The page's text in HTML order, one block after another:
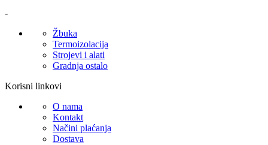
-
Žbuka
Termoizolacija
Strojevi i alati
Gradnja ostalo
Korisni linkovi
O nama
Kontakt
Načini plaćanja
Dostava